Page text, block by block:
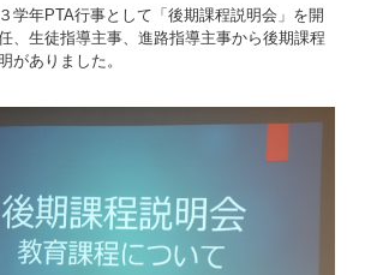
学年PTA行事として「後期課程説明会」を開
、生徒指導主事、進路指導主事から後期課程
がありました。